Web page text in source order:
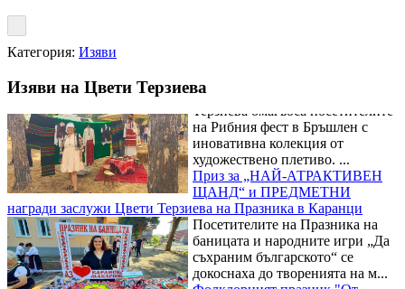
Категория: Изяви
Изяви на Цвети ТерзиеваТерзиева омагьоса посетителите
иновативна колекция от
художествено плетиво. ...
Приз за „НАЙ-АТРАКТИВЕН
ЩАНД“ и ПРЕДМЕТНИ
награди заслужи Цвети Терзиева на Празника в Каранци
Посетителите на Празника на
баницата и народните игри „Да
съхраним българското“ се
докоснаха до творенията на м...
Фолклорният празник "От
раклата на баба" с майстор